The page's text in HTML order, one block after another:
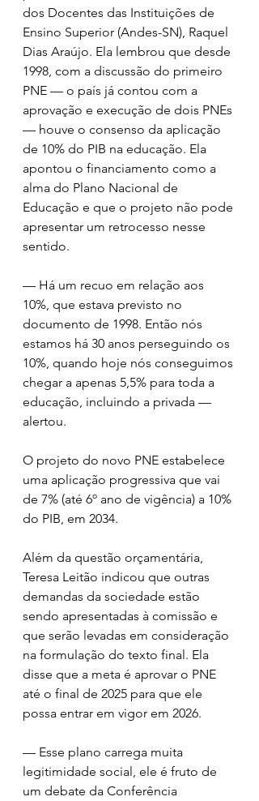
dos Docentes das Instituições de
Ensino Superior (Andes-SN), Raquel
Dias Araújo. Ela lembrou que desde
1998, com a discussão do primeiro
PNE — o país já contou com a
aprovação e execução de dois PNEs
— houve o consenso da aplicação
de 10% do PIB na educação. Ela
apontou o financiamento como a
alma do Plano Nacional de
Educação e que o projeto não pode
apresentar um retrocesso nesse
sentido.
— Há um recuo em relação aos
10%, que estava previsto no
documento de 1998. Então nós
estamos há 30 anos perseguindo os
10%, quando hoje nós conseguimos
chegar a apenas 5,5% para toda a
educação, incluindo a privada —
alertou.
O projeto do novo PNE estabelece
uma aplicação progressiva que vai
de 7% (até 6º ano de vigência) a 10%
do PIB, em 2034.
Além da questão orçamentária,
Teresa Leitão indicou que outras
demandas da sociedade estão
sendo apresentadas à comissão e
que serão levadas em consideração
na formulação do texto final. Ela
disse que a meta é aprovar o PNE
até o final de 2025 para que ele
possa entrar em vigor em 2026.
— Esse plano carrega muita
legitimidade social, ele é fruto de
um debate da Conferência